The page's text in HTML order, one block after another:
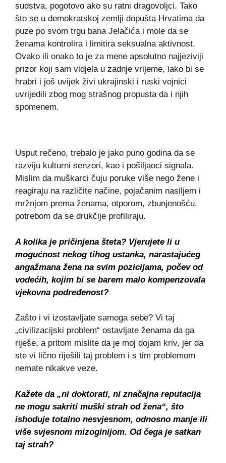
sudstva, pogotovo ako su ratni dragovoljci. Tako
što se u demokratskoj zemlji dopušta Hrvatima da
puze po svom trgu bana Jelačića i mole da se
ženama kontrolira i limitira seksualna aktivnost.
Ovako ili onako to je za mene apsolutno najjeziviji
prizor koji sam vidjela u zadnje vrijeme, iako bi se
hrabri i još uvijek živi ukrajinski i ruski vojnici
uvrijedili zbog mog strašnog propusta da i njih
spomenem.
Usput rečeno, trebalo je jako puno godina da se
razviju kulturni senzori, kao i pošiljaoci signala.
Mislim da muškarci čuju poruke više nego žene i
reagiraju na različite načine, pojačanim nasiljem i
mržnjom prema ženama, otporom, zbunjenošću,
potrebom da se drukčije profiliraju.
A kolika je pričinjena šteta? Vjerujete li u
mogućnost nekog tihog ustanka, narastajućeg
angažmana žena na svim pozicijama, počev od
vodećih, kojim bi se barem malo kompenzovala
vjekovna podređenost?
Zašto i vi izostavljate samoga sebe? Vi taj
„civilizacijski problem“ ostavljate ženama da ga
riješe, a pritom mislite da je moj dojam kriv, jer da
ste vi lično riješili taj problem i s tim problemom
nemate nikakve veze.
Kažete da „ni doktorati, ni značajna reputacija
ne mogu sakriti muški strah od žena“, što
ishoduje totalno nesvjesnom, odnosno manje ili
više svjesnom mizoginijom. Od čega je satkan
taj strah?